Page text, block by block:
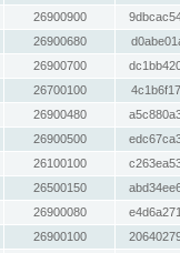
26900900
26900680
26900700
26700100
26900480
26900500
26100100
26500150
26900080
26900100